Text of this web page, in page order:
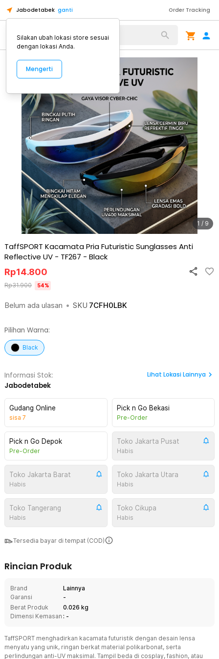
Jabodetabek ganti Order Tracking
Alat Kopi
1 / 9
TaffSPORT Kacamata Pria Futuristic Sunglasses Anti
Reflective UV - TF267 - Black
Belum ada ulasan • SKU 7CFH0LBK
Rp14.800
Rp31.900 54%
Pilihan Warna:
Black
Informasi Stok:
Jabodetabek
Lihat Lokasi Lainnya
Gudang Online
sisa 7
Pick n Go Bekasi
Pre-Order
Pick n Go Depok
Pre-Order
Toko Jakarta Pusat
Habis
Toko Jakarta Barat
Habis
Toko Jakarta Utara
Habis
Toko Tangerang
Habis
Toko Cikupa
Habis
Tersedia bayar di tempat (COD)
Rincian Produk
Brand
Lainnya
Garansi
-
Berat Produk
0.026 kg
Dimensi Kemasan : -
TaffSPORT menghadirkan kacamata futuristik dengan desain lensa
menyatu yang unik, ringan berkat material polikarbonat, serta
perlindungan anti-UV maksimal. Tampil beda di cosplay, fashion, atau
Silakan ubah lokasi store sesuai
dengan lokasi Anda.
Mengerti